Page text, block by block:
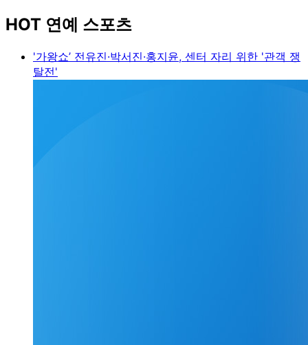
HOT 연예 스포츠
'가왕쇼’ 전유진·박서진·홍지윤, 센터 자리 위한 '관객 쟁
탈전'